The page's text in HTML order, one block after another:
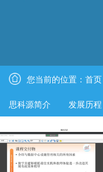
您当前的位置： 首页
思科源简介 发展历程